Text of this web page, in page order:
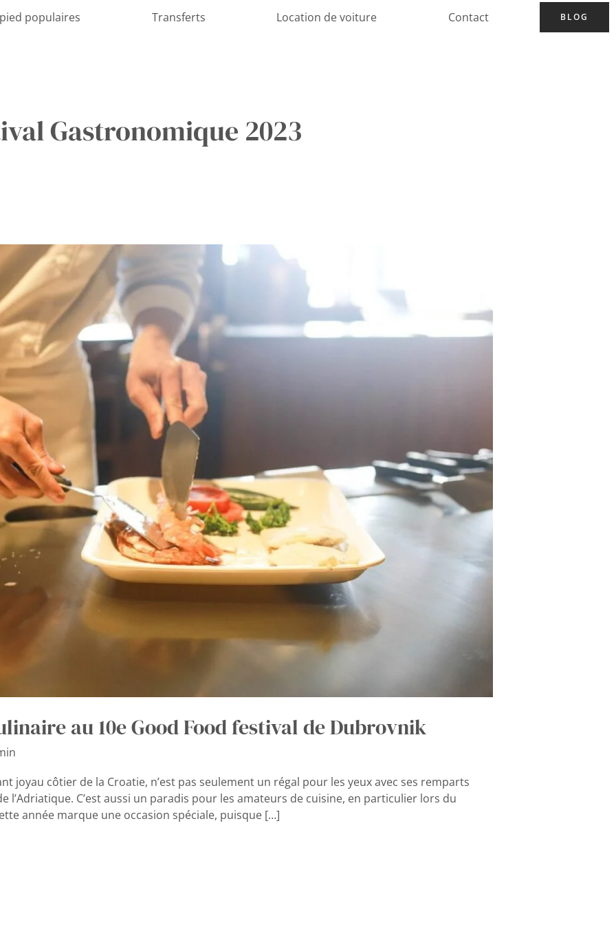
populaires Transferts Location de voiture Contact BLOG
Gastronomique 2023
au 10e Good Food festival de Dubrovnik
joyau côtier de la Croatie, n’est pas seulement un régal pour les yeux avec ses remparts
l’Adriatique. C’est aussi un paradis pour les amateurs de cuisine, en particulier lors du
année marque une occasion spéciale, puisque […]